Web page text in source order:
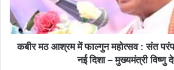
n
g
e
श्र
म
में
फाकबीर मठ आश्रम में फाल्गुन महोत्सव : संत
नई दिशा – मुख्यमंत्री विष्णु